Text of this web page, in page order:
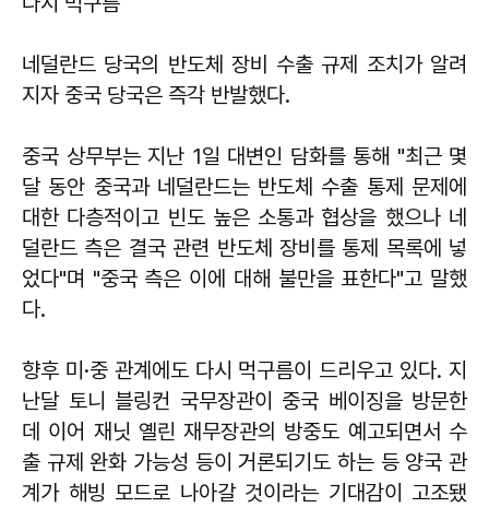
네덜란드 당국의 반도체 장비 수출 규제 조치가 알려
지자 중국 당국은 즉각 반발했다.
중국 상무부는 지난 1일 대변인 담화를 통해 "최근 몇
달 동안 중국과 네덜란드는 반도체 수출 통제 문제에
대한 다층적이고 빈도 높은 소통과 협상을 했으나 네
덜란드 측은 결국 관련 반도체 장비를 통제 목록에 넣
었다"며 "중국 측은 이에 대해 불만을 표한다"고 말했
다.
향후 미·중 관계에도 다시 먹구름이 드리우고 있다. 지
난달 토니 블링컨 국무장관이 중국 베이징을 방문한
데 이어 재닛 옐린 재무장관의 방중도 예고되면서 수
출 규제 완화 가능성 등이 거론되기도 하는 등 양국 관
계가 해빙 모드로 나아갈 것이라는 기대감이 고조됐